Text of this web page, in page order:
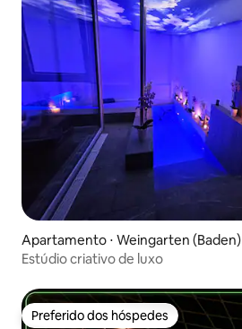
Apartamento ⋅ Weingarten (Baden)
Estúdio criativo de luxo
Preferido dos hóspedes
Preferido dos hóspedes